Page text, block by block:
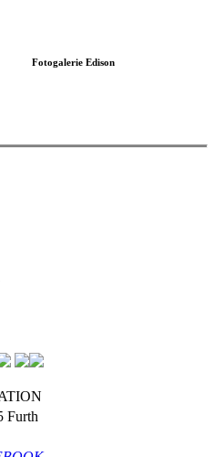
Fotogalerie Edison
Furth